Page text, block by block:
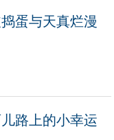
蛋与天真烂漫
路上的小幸运